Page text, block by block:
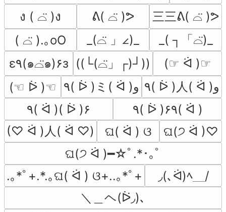
ง ( ⌓̈ )ง
ᕕ( ⌓̈ )ᕗ
三三ᕕ( ⌓̈ )ᕗ
( ⌓̈ ).｡oO
_(⌓̈ 」∠)_
_( ┐「⌓̈)_
ε٩(๑⌓̈๑)۶з ((└(⌓̈」┌)┘))
(☞ ᐛ )☞
(☜ ᐖ )☜
٩( ᐖ )ミ( ᐛ )و
٩( ᐖ )人( ᐛ )و
٩( ᐛ )( ᐖ )۶
٩( ᐖ )۶٩( ᐛ )
(♡ ᐛ )人( ᐛ ♡)
ଘ( ᐛ ) ଓ
ଘ(੭ ᐛ )♡
ଘ(੭ ᐛ )━☆ﾟ.*･｡ﾟ
.｡*ﾟ+.*.｡ଘ( ᐛ ) ଓ+..｡*ﾟ+
◞(､ᐛ)ﾍ＿/
＼＿ヘ(ᐖ◞)､